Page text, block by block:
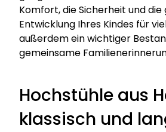
Komfort, die Sicherheit und die
Entwicklung Ihres Kindes für
außerdem ein wichtiger
gemeinsame
Hochstühle aus
klassisch und